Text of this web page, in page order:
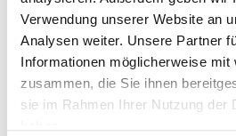
Verwendung unserer Website an
Analysen weiter. Unsere Partner
Informationen möglicherweise mit
zusammen, die Sie ihnen
sie im Rahmen Ihrer Nutzung der
MDR-1 -
46,95 €
Listenpreis - persönliche Preise sind nach